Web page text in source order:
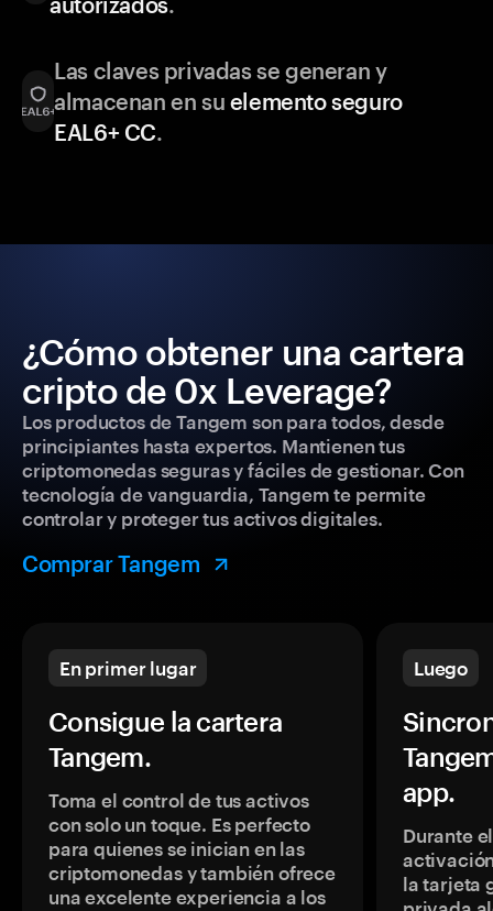
Las claves privadas se generan y
almacenan en su elemento seguro
EAL6+ CC.
¿Cómo obtener una cartera
cripto de 0x Leverage?
Los productos de Tangem son para todos, desde
principiantes hasta expertos. Mantienen tus
criptomonedas seguras y fáciles de gestionar. Con
tecnología de vanguardia, Tangem te permite
controlar y proteger tus activos digitales.
Comprar Tangem
En primer lugar
Consigue la cartera
Tangem.
Toma el control de tus activos
con solo un toque. Es perfecto
para quienes se inician en las
criptomonedas y también ofrece
una excelente experiencia a los
Luego
app.
Durante
la tarjeta